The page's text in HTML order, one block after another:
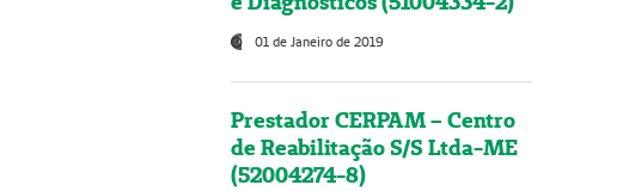
01 de Janeiro de 2019
Prestador CERPAM – Centro
de Reabilitação S/S Ltda-ME
(52004274-8)